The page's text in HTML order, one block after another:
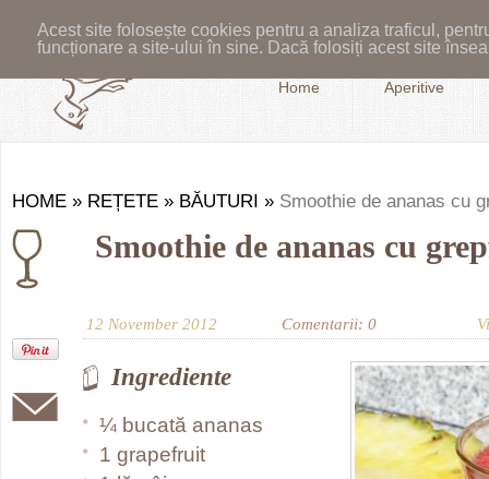
Acest site folosește cookies pentru a analiza traficul,
funcționare a site-ului în sine. Dacă folosiți acest site
Home Aperitive
HOME » REȚETE » BĂUTURI » Smoothie de ananas cu
Smoothie de ananas cu
12 November 2012 Comentarii: 0
Ingrediente
¼ bucată ananas
1 grapefruit